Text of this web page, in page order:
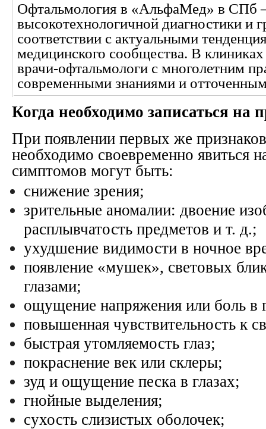
Офтальмология в «АльфаМед» в СПб
высокотехнологичной диагностики и
соответствии с актуальными
медицинского сообщества. В
врачи-офтальмологи с многолетним
современными знаниями и
Когда необходимо записаться на
При появлении первых же
необходимо своевременно явиться
симптомов могут быть:
снижение зрения;
зрительные аномалии: двоение
расплывчатость предметов и т. д.;
ухудшение видимости в ночное
появление «мушек», световых
глазами;
ощущение напряжения или боль в
повышенная чувствительность к
быстрая утомляемость глаз;
покраснение век или склеры;
зуд и ощущение песка в глазах;
гнойные выделения;
сухость слизистых оболочек;